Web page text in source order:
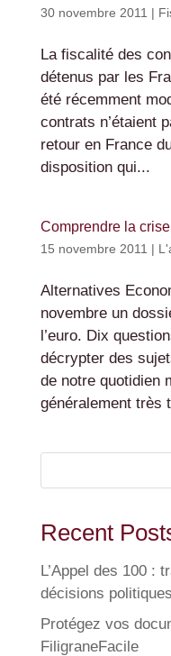
30 novembre 2011 |
La fiscalité des
détenus par les
été récemment
contrats n’étaient
retour en France
disposition qui...
Comprendre la crise
15 novembre 2011 |
Alternatives
novembre un
l’euro. Dix
décrypter des
de notre quotidien
généralement très
Recent
L’Appel des 100 :
décisions politiques
Protégez vos
FiligraneFacile